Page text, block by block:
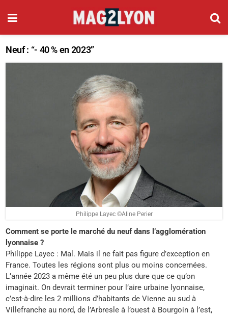
Neuf : “- 40 % en 2023”
Philippe Layec ©Aline Perier
Comment se porte le marchédu neuf dans l’agglomération
lyonnaise ?
Philippe Layec : Mal. Mais il ne fait pas figure d’exception en
France. Toutes les régions sont plus ou moins concernées.
L’année 2023 a même été un peu plus dure que ce qu’on
imaginait. On devrait terminer pour l’aire urbaine lyonnaise,
c’est-à-dire les 2 millions d’habitants de Vienne au sud à
Villefranche au nord, de l’Arbresle à l’ouest à Bourgoin à l’est,